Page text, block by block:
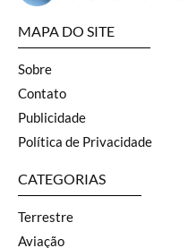
MAPA DO SITE
Sobre
Contato
Publicidade
Política de Privacidade
CATEGORIAS
Terrestre
Aviação